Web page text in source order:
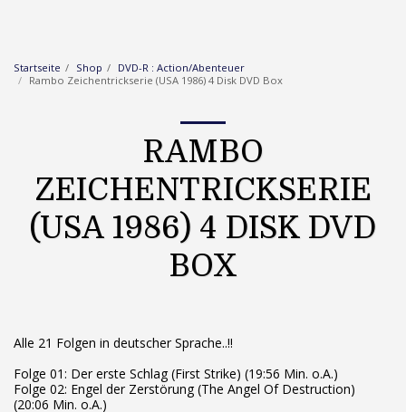
Startseite Shop
DVD-R : Action/Abenteuer
Rambo Zeichentrickserie (USA 1986) 4 Disk DVD Box
RAMBO
ZEICHENTRICKSERIE
(USA 1986) 4 DISK DVD
BOX
Alle 21 Folgen in deutscher Sprache..!!
Folge 01: Der erste Schlag (First Strike) (19:56 Min. o.A.)
Folge 02: Engel der Zerstörung (The Angel Of Destruction)
(20:06 Min. o.A.)